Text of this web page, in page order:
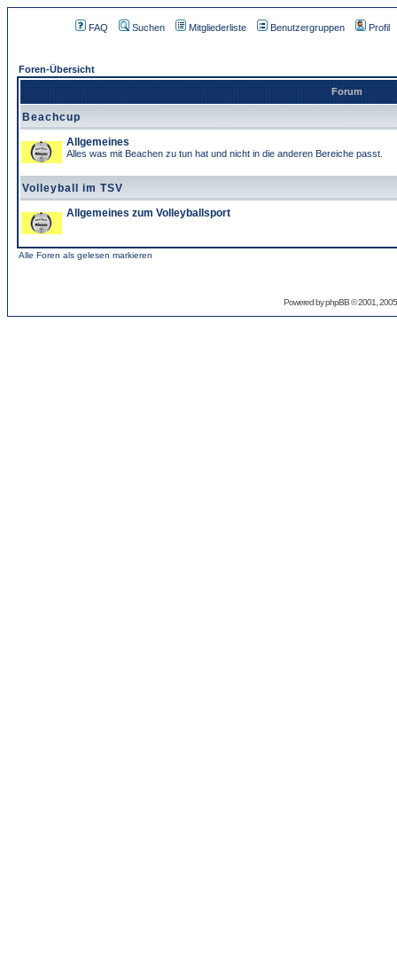
FAQ Suchen Mitgliederliste Benutzergruppen Profil
Foren-Übersicht
Forum
Beachcup
Allgemeines
Alles was mit Beachen zu tun hat und nicht in die anderen Bereiche passt.
Volleyball im TSV
Allgemeines zum Volleyballsport
Alle Foren als gelesen markieren
Powered byphpBB© 2001,